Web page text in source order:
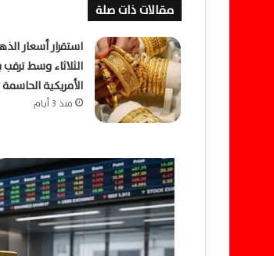
مقالات ذات صلة
استقرار أسعار
الثلاثاء وسط ترقب
الأمريكية الحاسمة
منذ 3 أيام